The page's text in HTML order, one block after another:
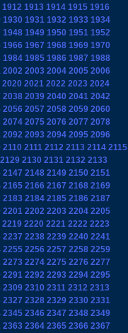
1912 1913 1914 1915 1916
1930 1931 1932 1933 1934
1948 1949 1950 1951 1952
1966 1967 1968 1969 1970
1984 1985 1986 1987 1988
2002 2003 2004 2005 2006
2020 2021 2022 2023 2024
2038 2039 2040 2041 2042
2056 2057 2058 2059 2060
2074 2075 2076 2077 2078
2092 2093 2094 2095 2096
2110 2111 2112 2113 2114 2115
2129 2130 2131 2132 2133
2147 2148 2149 2150 2151
2165 2166 2167 2168 2169
2183 2184 2185 2186 2187
2201 2202 2203 2204 2205
2219 2220 2221 2222 2223
2237 2238 2239 2240 2241
2255 2256 2257 2258 2259
2273 2274 2275 2276 2277
2291 2292 2293 2294 2295
2309 2310 2311 2312 2313
2327 2328 2329 2330 2331
2345 2346 2347 2348 2349
2363 2364 2365 2366 2367